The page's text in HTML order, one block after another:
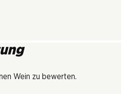
Wein zu bewerten.